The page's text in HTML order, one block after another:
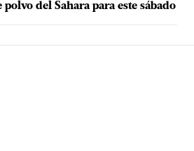
del Sahara para este sábado